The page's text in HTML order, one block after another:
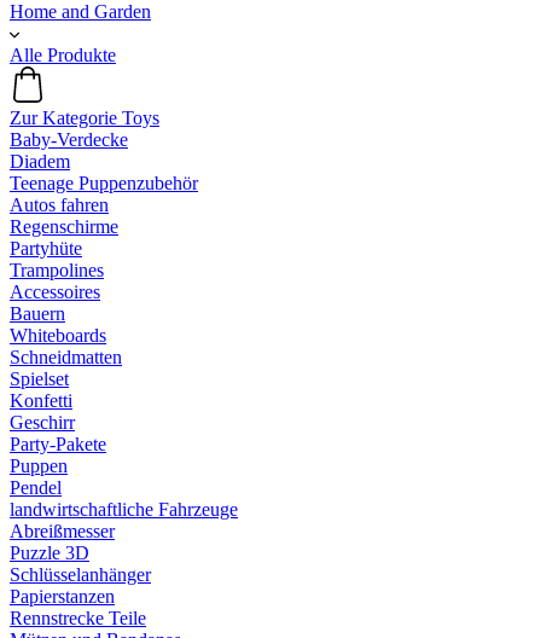
Home and Garden
Alle Produkte
Zur Kategorie Toys
Baby-Verdecke
Diadem
Teenage Puppenzubehör
Autos fahren
Regenschirme
Partyhüte
Trampolines
Accessoires
Bauern
Whiteboards
Schneidmatten
Spielset
Konfetti
Geschirr
Party-Pakete
Puppen
Pendel
landwirtschaftliche Fahrzeuge
Abreißmesser
Puzzle 3D
Schlüsselanhänger
Papierstanzen
Rennstrecke Teile